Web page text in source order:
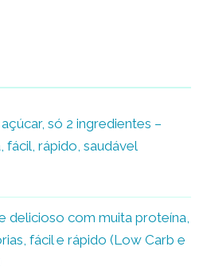
só 2 ingredientes –
fácil, rápido, saudável
delicioso com muita proteína,
fácil e rápido (Low Carb e